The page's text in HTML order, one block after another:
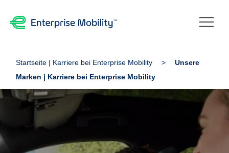
Startseite | Karriere bei Enterprise Mobility
Unsere
Marken | Karriere bei Enterprise Mobility